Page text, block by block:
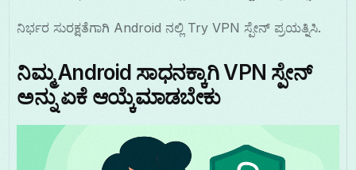
ನಿರ್ಭರ ಸುರಕ್ಷತೆಗಾಗಿ Android ನಲ್ಲಿ Try VPN ಸ್ಪೇನ್ ಪ್ರಯತ್ನಿಸಿ.
ನಿಮ್ಮ Android ಸಾಧನಕ್ಕಾಗಿ VPN ಸ್ಪೇನ್
ಅನ್ನು ಏಕೆ ಆಯ್ಕೆಮಾಡಬೇಕು